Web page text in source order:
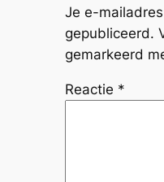
Je e-
gepubliceerd.
gemarkeerd
Reactie *